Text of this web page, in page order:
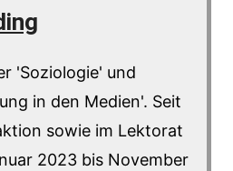
'Soziologie' und
in den Medien'. Seit
sowie im Lektorat
2023 bis November